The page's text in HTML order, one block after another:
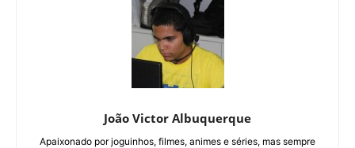
João Victor Albuquerque
Apaixonado por joguinhos, filmes, animes e séries, mas sempre